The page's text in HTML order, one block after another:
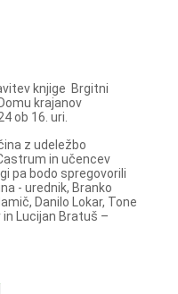
knjige Brgitni
krajanov
ob 16. uri.
z udeležbo
in učencev
pa bodo spregovorili
- urednik, Branko
Danilo Lokar, Tone
in Lucijan Bratuš –